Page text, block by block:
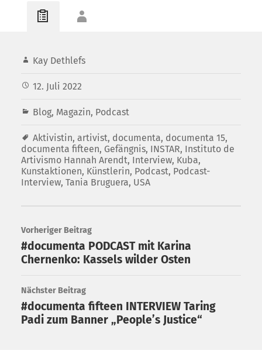
Kay Dethlefs
12. Juli 2022
Blog, Magazin, Podcast
Aktivistin, artivist, documenta, documenta 15,
documenta fifteen, Gefängnis, INSTAR, Instituto de
Artivismo Hannah Arendt, Interview, Kuba,
Kunstaktionen, Künstlerin, Podcast, Podcast-
Interview, Tania Bruguera, USA
Vorheriger Beitrag
#documenta PODCAST mit Karina
Chernenko: Kassels wilder Osten
Nächster Beitrag
#documenta fifteen INTERVIEW Taring
Padi zum Banner „People’s Justice“